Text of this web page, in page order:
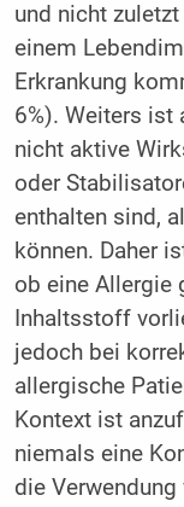
und nicht
einem
Erkrankung
6%). Weiters ist
nicht aktive
oder
enthalten sind,
können. Daher
ob eine Allergie
Inhaltsstoff
jedoch bei
allergische
Kontext ist
niemals eine
die